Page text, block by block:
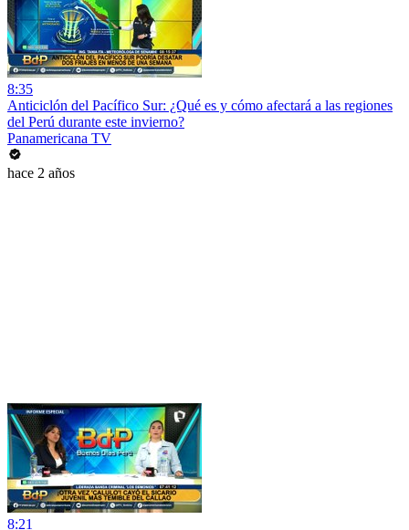
8:35
Anticiclón del Pacífico Sur: ¿Qué es y cómo afectará a las regiones
del Perú durante este invierno?
Panamericana TV
hace 2 años
8:21